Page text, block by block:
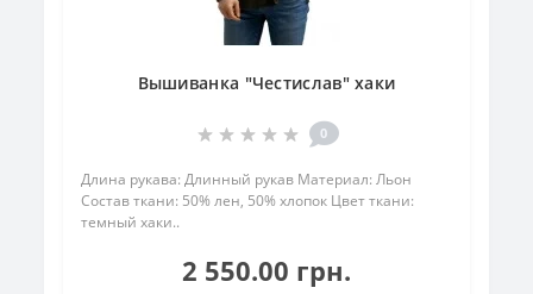
Вышиванка "Честислав" хаки
0
Длина рукава: Длинный рукав Материал: Льон
Состав ткани: 50% лен, 50% хлопок Цвет ткани:
темный хаки..
2 550.00 грн.